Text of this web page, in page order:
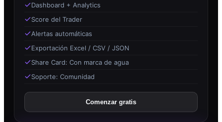
Dashboard + Analytics
Score del Trader
Alertas automáticas
Exportación Excel / CSV / JSON
Share Card: Con marca de agua
Soporte: Comunidad
Comenzar gratis